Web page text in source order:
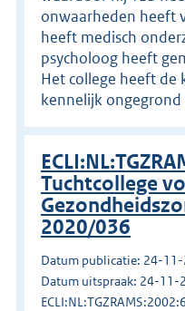
onwaarheden heeft
heeft medisch
psycholoog heeft
Het college heeft de
kennelijk ongegrond
Tuchtcollege
2020/036
Datum publicatie: 24-
Datum uitspraak: 24-11-
ECLI:NL:TGZRAMS:2002:6